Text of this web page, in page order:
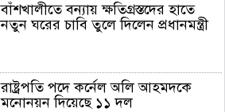
বাঁশখালীতে বন্যায় ক্ষতিগ্রস্তদের হাতে
নতুন ঘরের চাবি তুলে দিলেন প্রধানমন্ত্রী
রাষ্ট্রপতি পদে কর্নেল অলি আহমদকে
মনোনয়ন দিয়েছে ১১ দল